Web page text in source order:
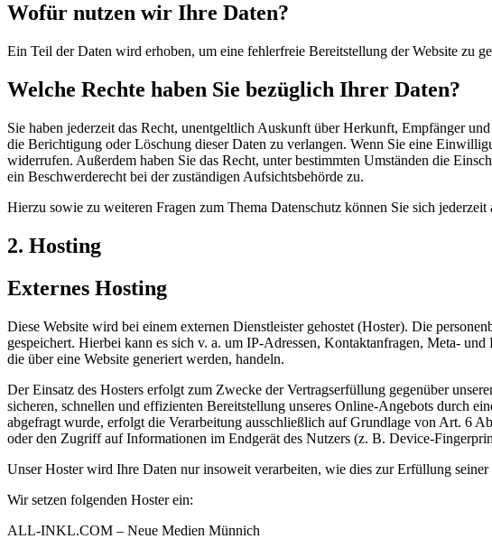
Wofür nutzen wir Ihre Daten?
Ein Teil der Daten wird erhoben, um eine fehlerfreie Bereitstellung der Website zu
Welche Rechte haben Sie bezüglich Ihrer Daten?
Sie haben jederzeit das Recht, unentgeltlich Auskunft über Herkunft, Empfänger
die Berichtigung oder Löschung dieser Daten zu verlangen. Wenn Sie eine
widerrufen. Außerdem haben Sie das Recht, unter bestimmten Umständen die
ein Beschwerderecht bei der zuständigen Aufsichtsbehörde zu.
Hierzu sowie zu weiteren Fragen zum Thema Datenschutz können Sie sich jederzeit
2. Hosting
Externes Hosting
Diese Website wird bei einem externen Dienstleister gehostet (Hoster). Die
gespeichert. Hierbei kann es sich v. a. um IP-Adressen, Kontaktanfragen, Meta-
die über eine Website generiert werden, handeln.
Der Einsatz des Hosters erfolgt zum Zwecke der Vertragserfüllung gegenüber
sicheren, schnellen und effizienten Bereitstellung unseres Online-Angebots durch
abgefragt wurde, erfolgt die Verarbeitung ausschließlich auf Grundlage von Art.
oder den Zugriff auf Informationen im Endgerät des Nutzers (z. B. Device-
Unser Hoster wird Ihre Daten nur insoweit verarbeiten, wie dies zur Erfüllung
Wir setzen folgenden Hoster ein:
ALL-INKL.COM – Neue Medien Münnich